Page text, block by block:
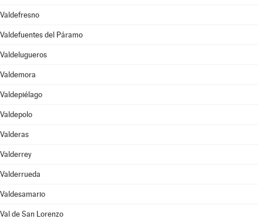
Valdefresno
Valdefuentes del Páramo
Valdelugueros
Valdemora
Valdepiélago
Valdepolo
Valderas
Valderrey
Valderrueda
Valdesamario
Val de San Lorenzo